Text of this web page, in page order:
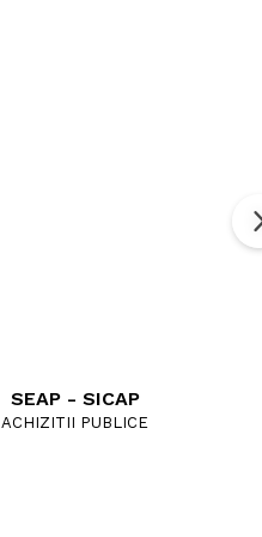
SEAP - SICAP
ACHIZITII PUBLICE